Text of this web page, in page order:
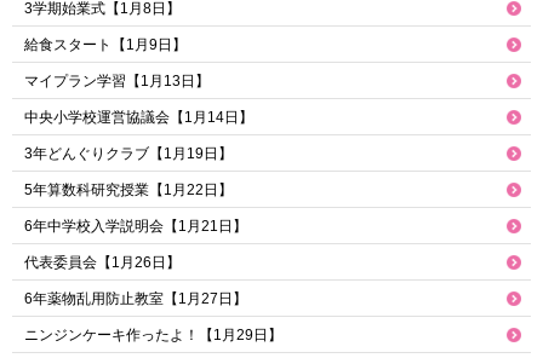
3学期始業式【1月8日】
給食スタート【1月9日】
マイプラン学習【1月13日】
中央小学校運営協議会【1月14日】
3年どんぐりクラブ【1月19日】
5年算数科研究授業【1月22日】
6年中学校入学説明会【1月21日】
代表委員会【1月26日】
6年薬物乱用防止教室【1月27日】
ニンジンケーキ作ったよ！【1月29日】